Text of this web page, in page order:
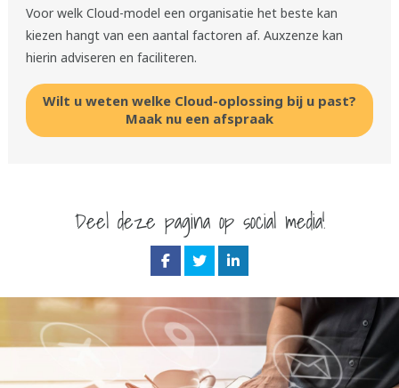
Voor welk Cloud-model een organisatie het beste kan
kiezen hangt van een aantal factoren af. Auxzenze kan
hierin adviseren en faciliteren.
Wilt u weten welke Cloud-oplossing bij u past?
Maak nu een afspraak
Deel deze pagina op social media!